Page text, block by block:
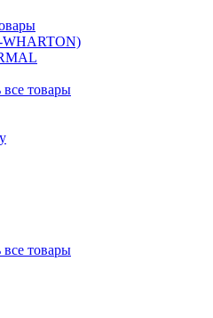
WHARTON)
товары
товары